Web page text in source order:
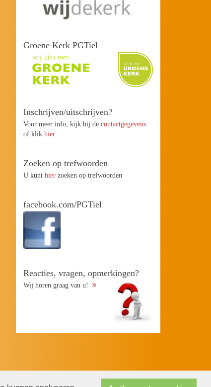
Groene Kerk PGTiel
Inschrijven/uitschrijven?
Voor meer info, kijk bij decontactgegevens
of klikhier
Zoeken op trefwoorden
U kunthier zoeken op trefwoorden
facebook.com/PGTiel
Reacties, vragen, opmerkingen?
Wij horen graag van u!